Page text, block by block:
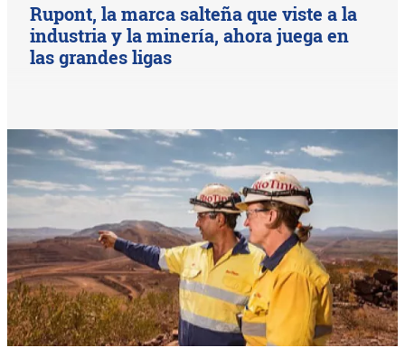
Rupont, la marca salteña que viste a la
industria y la minería, ahora juega en
las grandes ligas